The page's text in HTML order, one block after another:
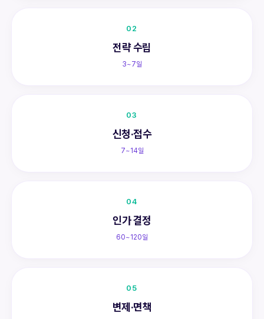
02
전략 수립
3~7일
03
신청·접수
7~14일
04
인가 결정
60~120일
05
변제·면책